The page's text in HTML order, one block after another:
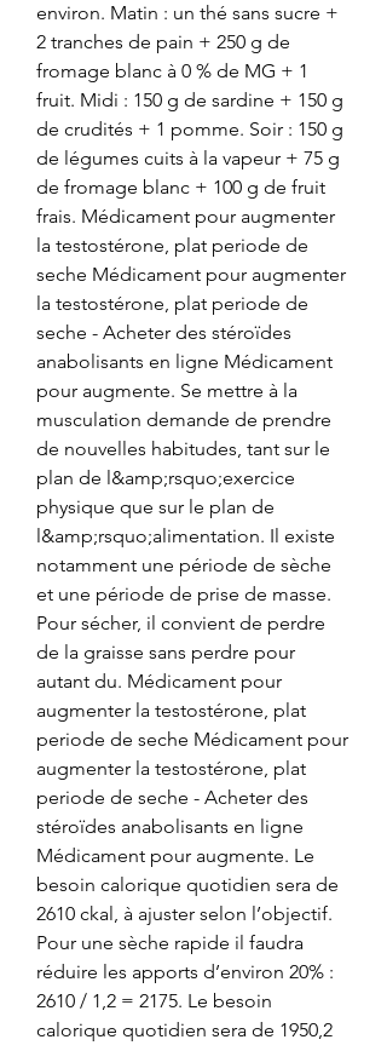
environ. Matin : un thé sans sucre +
2 tranches de pain + 250 g de
fromage blanc à 0 % de MG + 1
fruit. Midi : 150 g de sardine + 150 g
de crudités + 1 pomme. Soir : 150 g
de légumes cuits à la vapeur + 75 g
de fromage blanc + 100 g de fruit
frais. Médicament pour augmenter
la testostérone, plat periode de
seche Médicament pour augmenter
la testostérone, plat periode de
seche - Acheter des stéroïdes
anabolisants en ligne Médicament
pour augmente. Se mettre à la
musculation demande de prendre
de nouvelles habitudes, tant sur le
plan de l&amp;rsquo;exercice
physique que sur le plan de
l&amp;rsquo;alimentation. Il existe
notamment une période de sèche
et une période de prise de masse.
Pour sécher, il convient de perdre
de la graisse sans perdre pour
autant du. Médicament pour
augmenter la testostérone, plat
periode de seche Médicament pour
augmenter la testostérone, plat
periode de seche - Acheter des
stéroïdes anabolisants en ligne
Médicament pour augmente. Le
besoin calorique quotidien sera de
2610 ckal, à ajuster selon l’objectif.
Pour une sèche rapide il faudra
réduire les apports d’environ 20% :
2610 / 1,2 = 2175. Le besoin
calorique quotidien sera de 1950,2